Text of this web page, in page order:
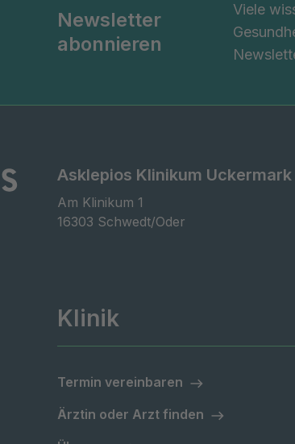
Newsletter
abonnieren
Viele
Asklepios Klinikum Uckermark
Am Klinikum 1
16303 Schwedt/Oder
Klinik
Termin vereinbaren
Ärztin oder Arzt finden